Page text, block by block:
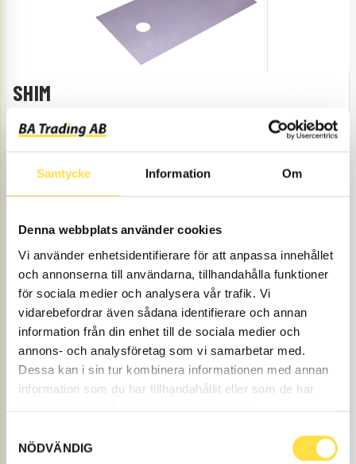
Samtycke Information Om
Denna webbplats använder cookies
Vi använder enhetsidentifierare för att anpassa innehållet
och annonserna till användarna, tillhandahålla funktioner
för sociala medier och analysera vår trafik. Vi
vidarebefordrar även sådana identifierare och annan
information från din enhet till de sociala medier och
annons- och analysföretag som vi samarbetar med.
Dessa kan i sin tur kombinera informationen med annan
information som du har tillhandahållit eller som de har
NÖDVÄNDIG
SHIM
Åtgår1
199.00
Web stock
SHIM
Web stock